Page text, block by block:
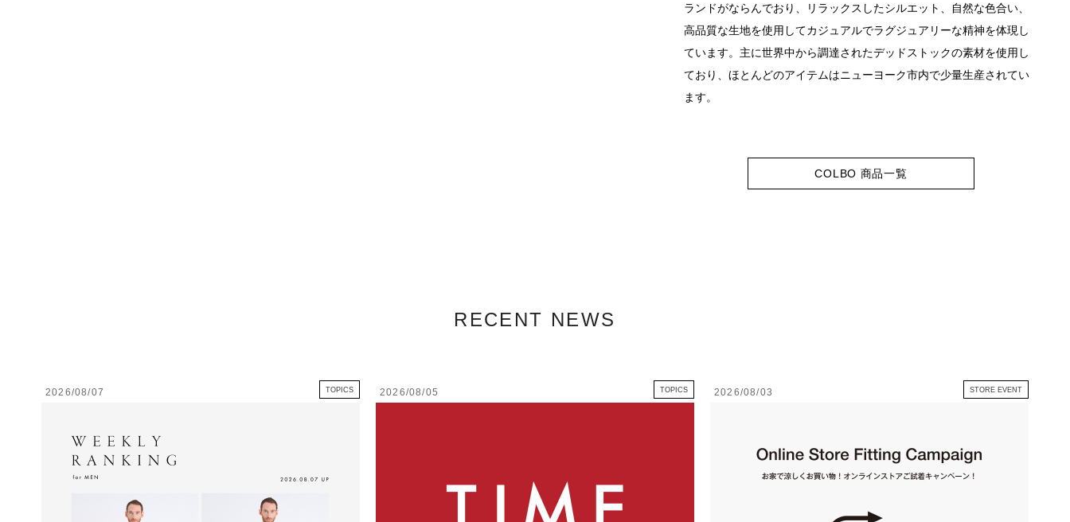
ランドがならんでおり、リラックスしたシルエット、自然な色合い、
高品質な生地を使用してカジュアルでラグジュアリーな精神を体現し
ています。主に世界中から調達されたデッドストックの素材を使用し
ており、ほとんどのアイテムはニューヨーク市内で少量生産されてい
ます。
COLBO 商品一覧
RECENT NEWS
2026/08/07 TOPICS 2026/08/05 TOPICS 2026/08/03 STORE EVENT